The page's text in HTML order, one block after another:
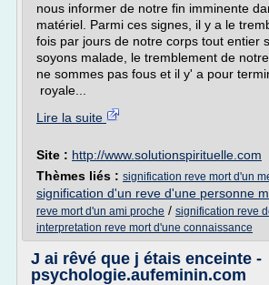
nous informer de notre fin imminente
matériel. Parmi ces signes, il y a le
fois par jours de notre corps tout entier
soyons malade, le tremblement de
ne sommes pas fous et il y' a pour
royale...
Lire la suite
Site : http://www.solutionspirituelle.com
Thèmes liés : signification reve mort d'un
signification d'un reve d'une personne
reve mort d'un ami proche / signification reve
interpretation reve mort d'une connaissance
J ai rêvé que j étais enceinte -
psychologie.aufeminin.com